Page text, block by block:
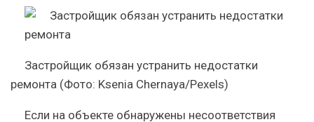
Застройщик обязан устранить недостатки
ремонта (Фото: Ksenia Chernaya/Pexels)
Если на объекте обнаружены несоответствия